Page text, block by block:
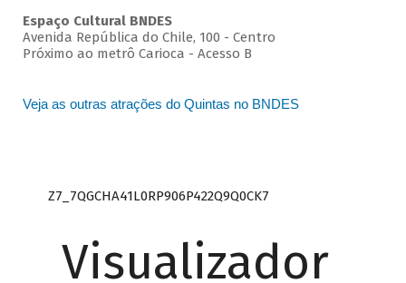
Espaço Cultural BNDES
Avenida República do Chile, 100 - Centro
Próximo ao metrô Carioca - Acesso B
Veja as outras atrações do Quintas no BNDES
Z7_7QGCHA41L0RP906P422Q9Q0CK7
Visualizador